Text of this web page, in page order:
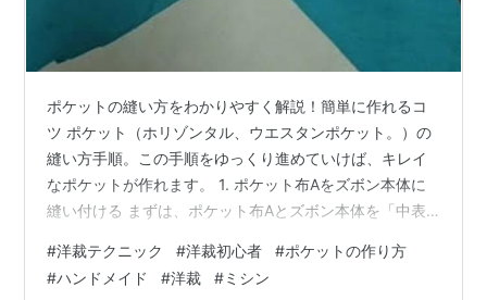
ポケットの縫い方をわかりやすく解説！簡単に作れるコ
ツ ポケット（ホリゾンタル、ウエスタンポケット。）の
縫い方手順。この手順をゆっくり進めていけば、キレイ
なポケットが作れます。 1. ポケット布Aをズボン本体に
縫い付ける まずは、ポケット布Aとズボン本体を「中表
そしてポケット口をしっかり縫う。 縫い終わったら、カ
ーブの部分に小さな切り込みを入れます。生地がキレイ
#洋裁テクニック #洋裁初心者 #ポケットの作り方
#ハンドメイド #洋裁 #ミシン